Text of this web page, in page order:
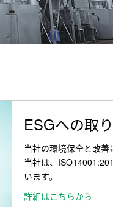
ESGへの取
当社の環境保全と改
当社は、
います。
詳細はこちらから